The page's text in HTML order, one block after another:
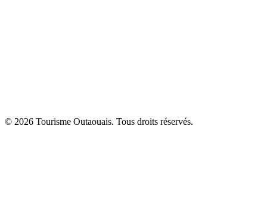
© 2026 Tourisme Outaouais. Tous droits réservés.